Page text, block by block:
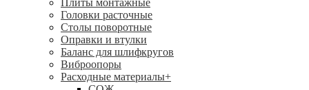
Плиты монтажные
Головки расточные
Столы поворотные
Оправки и втулки
Баланс для шлифкругов
Виброопоры
Расходные материалы+